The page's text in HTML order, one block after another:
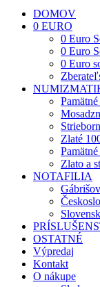
DOMOV
0 EURO
0 Euro
0 Euro
0 Euro
Zlaté
Zlato a
NOTAFILIA
OSTATNÉ
Výpredaj
Kontakt
O nákupe